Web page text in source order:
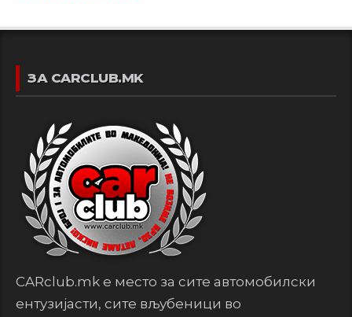
ЗА CARCLUB.MK
CARclub.mk е место за сите автомобилски
ентузијасти, сите вљубеници во